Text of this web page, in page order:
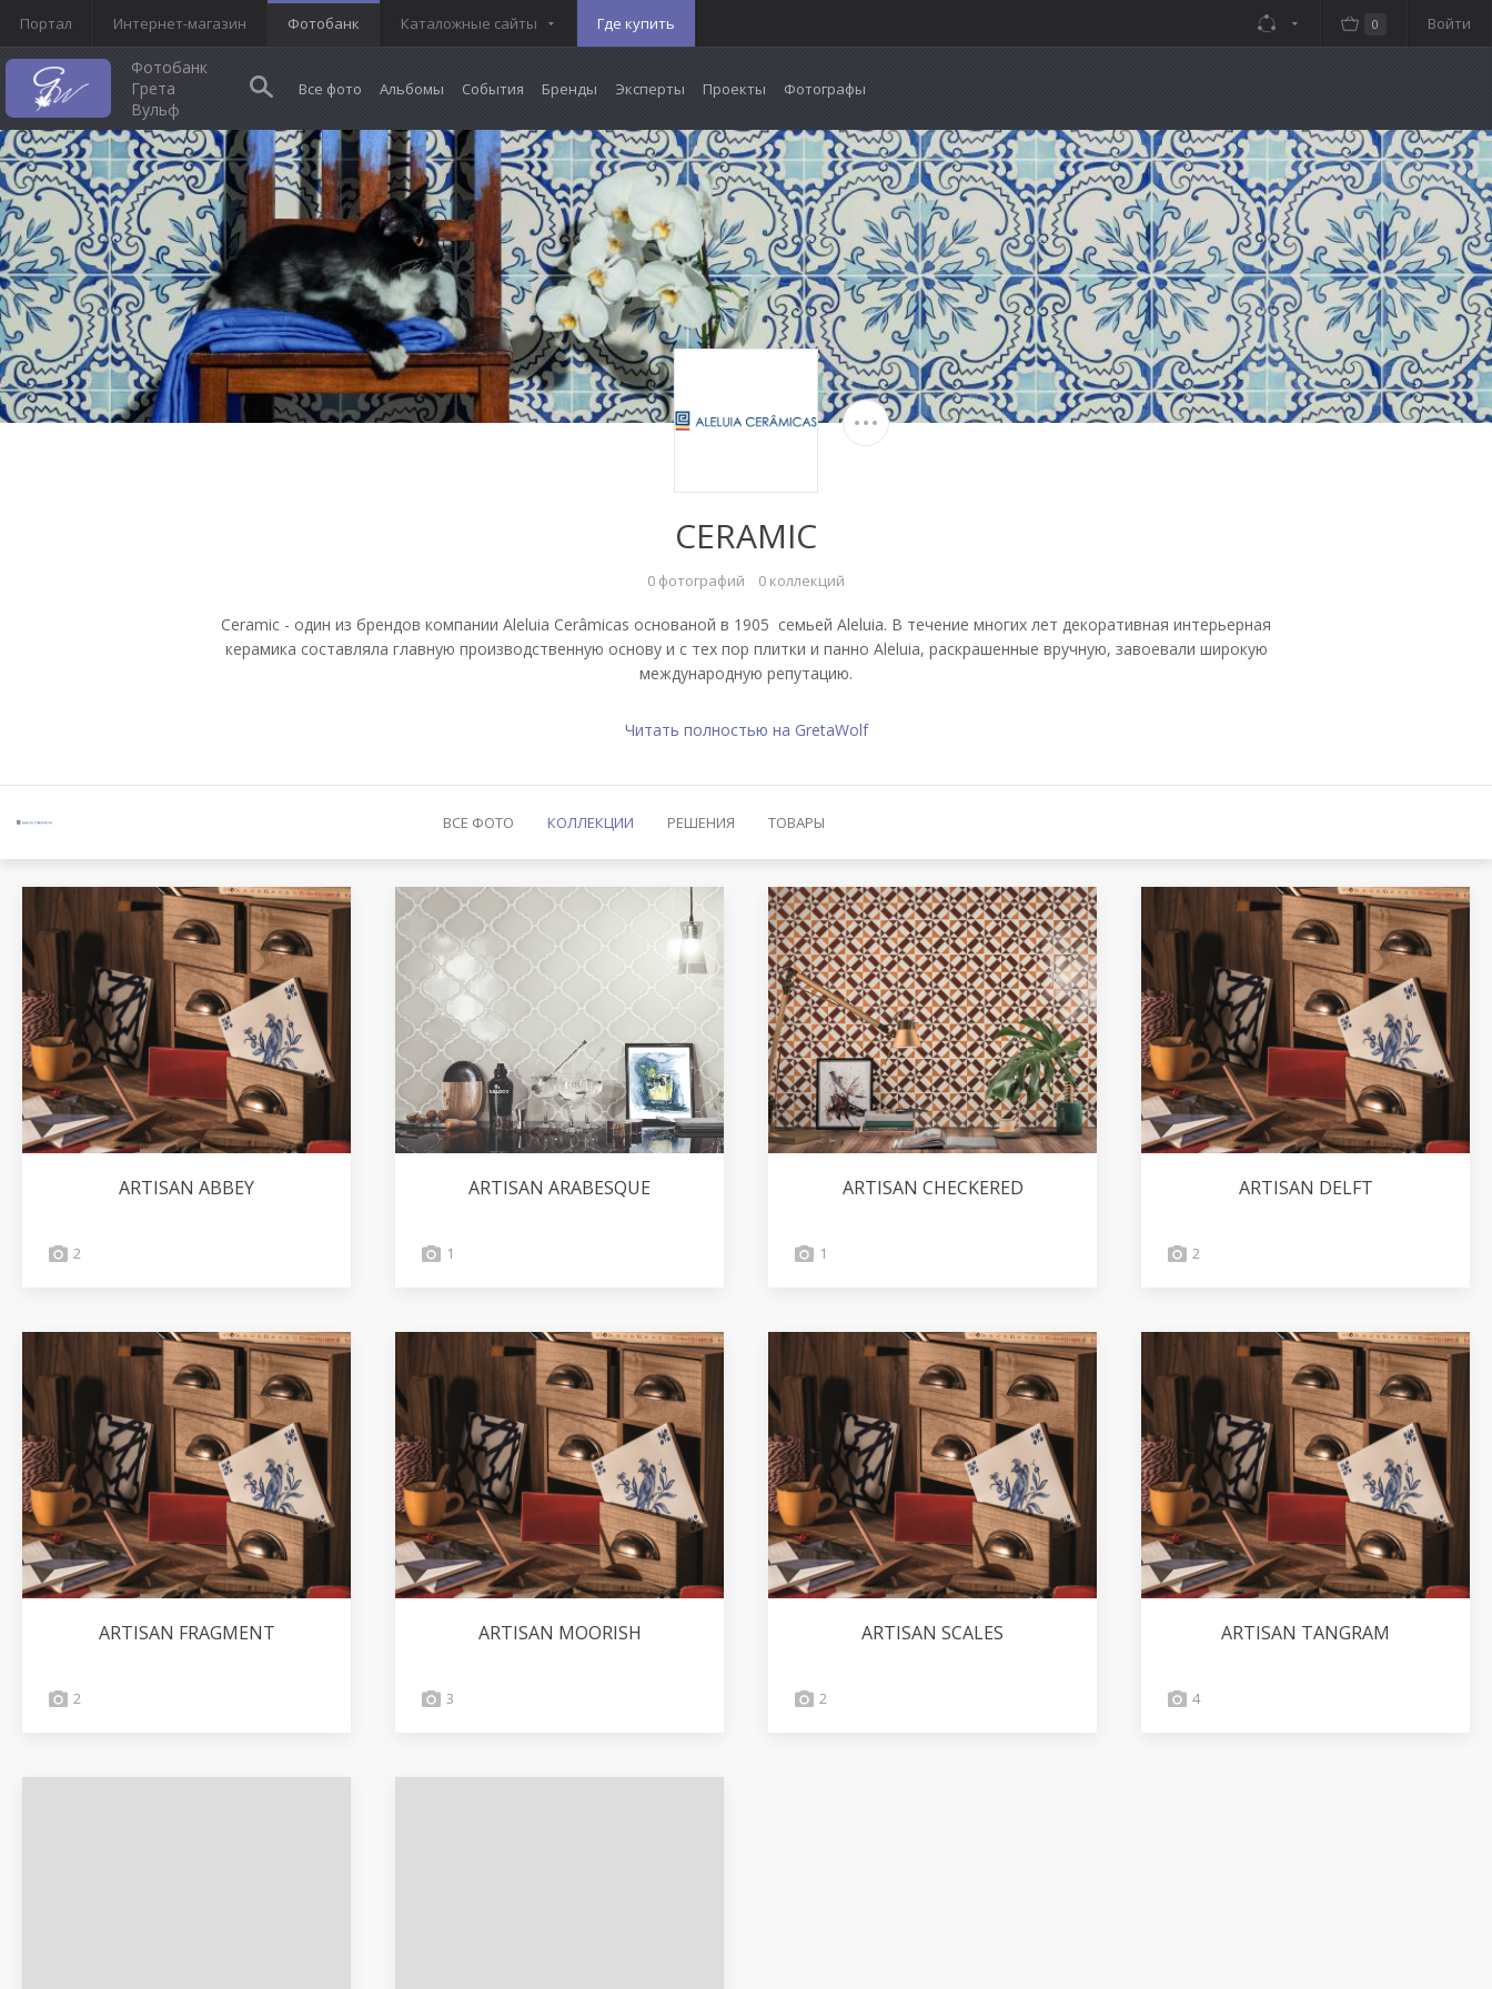
Портал Интернет-магазин Фотобанк Каталожные сайты Где купить Войти
0
Фотобанк
Грета
Вульф
Все фото Альбомы События Бренды Эксперты Проекты Фотографы
CERAMIC
0 фотографий 0 коллекций
Ceramic - один из брендов компании Aleluia Cerâmicas основаной в 1905 семьей Aleluia. В течение многих лет декоративная интерьерная
керамика составляла главную производственную основу и с тех пор плитки и панно Aleluia, раскрашенные вручную, завоевали широкую
международную репутацию.
Читать полностью на GretaWolf
ВСЕ ФОТО КОЛЛЕКЦИИ РЕШЕНИЯ ТОВАРЫ
ARTISAN ABBEY
2
ARTISAN ARABESQUE
1
ARTISAN CHECKERED
1
ARTISAN DELFT
2
ARTISAN FRAGMENT
2
ARTISAN MOORISH
3
ARTISAN SCALES
2
ARTISAN TANGRAM
4